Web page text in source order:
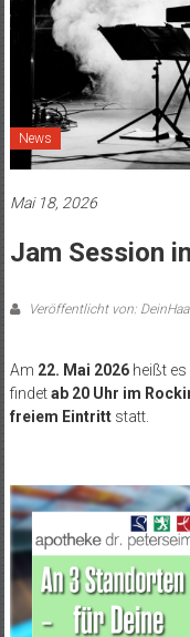
News
Mai 18, 2026
Jam Session
Veröffentlicht von:
Am 22. Mai 2026heißt es
findetab 20 Uhr im
freiem Eintrittstatt.